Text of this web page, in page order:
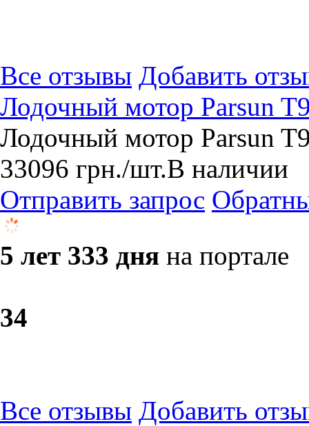
Все отзывы Добавить
Лодочный мотор Parsun
Лодочный мотор Parsun
33096 грн./шт.В наличии
Отправить запрос
5 лет 333 дня на портале
34
Все отзывы Добавить